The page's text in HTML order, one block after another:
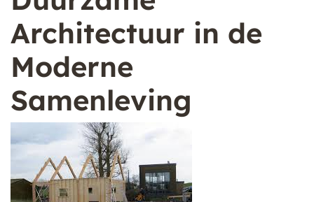
Architectuur in de
Moderne
Samenleving